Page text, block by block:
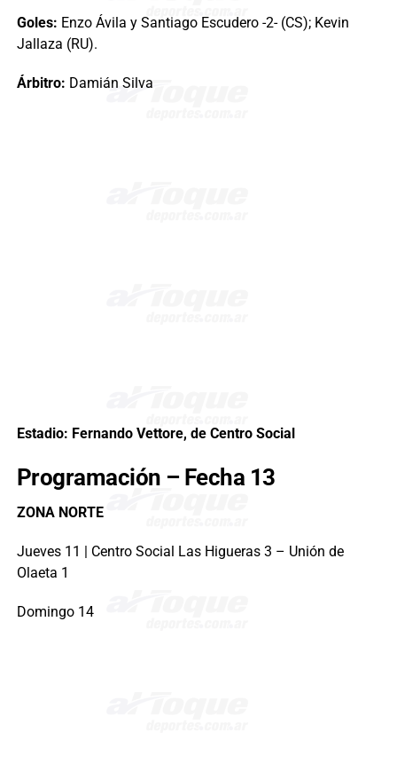
Goles: Enzo Ávila y Santiago Escudero -2- (CS); Kevin
Jallaza (RU).
Árbitro: Damián Silva
Estadio: Fernando Vettore, de Centro Social
Programación – Fecha 13
ZONA NORTE
Jueves 11 | Centro Social Las Higueras 3 – Unión de
Olaeta 1
Domingo 14